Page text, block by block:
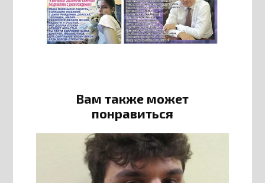
Вам также может
понравиться